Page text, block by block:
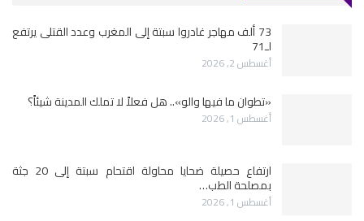
73 ألف مهاجر غادروا سبتة إلى المغرب وعدد القتلى يرتفع
لـ71
أغسطس 2, 2026
«تطوان ما فيها والو».. هل فعلاً لا تملك المدينة شيئاً؟
أغسطس 1, 2026
ارتفاع حصيلة ضحايا محاولة اقتحام سبتة إلى 20 جثة
بمصلحة الطب…
أغسطس 1, 2026